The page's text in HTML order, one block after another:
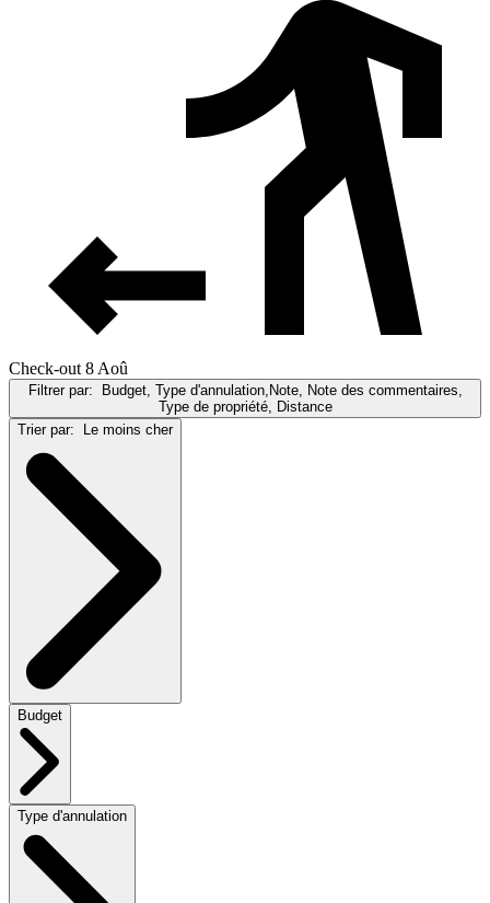
Check-out 8 Aoû
Filtrer par:
Budget, Type d'annulation,Note, Note des commentaires,
Type de propriété, Distance
Trier par:
Le moins cher
Budget
Type d'annulation